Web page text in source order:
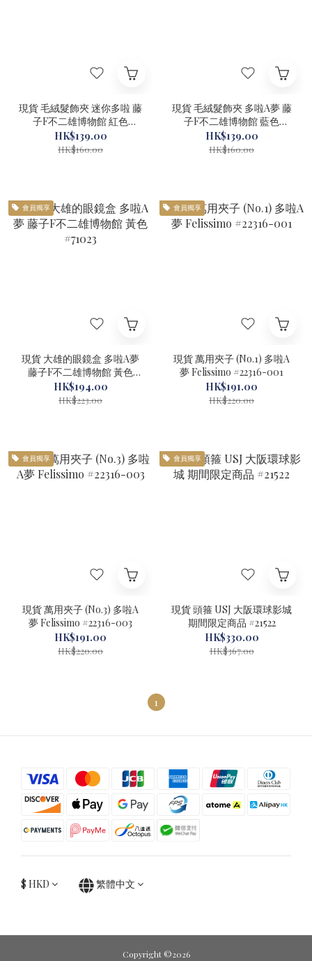
現貨 毛絨髮飾夾 迷你多啦 藤
子F不二雄博物館 紅色
#71034-1
HK$139.00
HK$160.00
現貨 毛絨髮飾夾 多啦A夢 藤
子F不二雄博物館 藍色
#71033-1
HK$139.00
HK$160.00
會員獨享
現貨 大雄的眼鏡盒 多啦A夢
藤子F不二雄博物館 黃色
#71023
HK$194.00
HK$223.00
會員獨享
現貨 萬用夾子 (No.1) 多啦A
夢 Felissimo #22316-001
HK$191.00
HK$220.00
會員獨享
現貨 萬用夾子 (No.3) 多啦A
夢 Felissimo #22316-003
HK$191.00
HK$220.00
會員獨享
現貨 頭箍 USJ 大阪環球影城
期間限定商品 #21522
HK$330.00
HK$367.00
1
$ HKD 繁體中文
Copyright ©2026